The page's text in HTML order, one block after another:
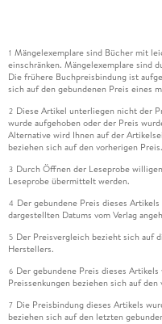
1 Mängelexemplare sind Bücher mit
einschränken. Mängelexemplare sind
Die frühere Buchpreisbindung ist
sich auf den gebundenen Preis eines
2 Diese Artikel unterliegen nicht der
wurde aufgehoben oder der Preis
Alternative wird Ihnen auf der
beziehen sich auf den vorherigen Preis.
3 Durch Öffnen der Leseprobe
Leseprobe übermittelt werden.
4 Der gebundene Preis dieses
dargestellten Datums vom Verlag
5 Der Preisvergleich bezieht sich auf
Herstellers.
6 Der gebundene Preis dieses
Preissenkungen beziehen sich auf den
7 Die Preisbindung dieses Artikels
beziehen sich auf den letzten